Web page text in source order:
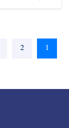
Current
Page